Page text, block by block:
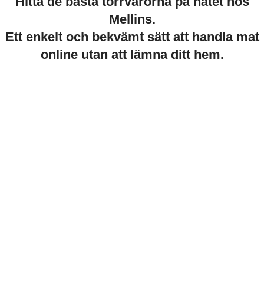
Mellins.
Ett enkelt och bekvämt sätt att handla mat
online utan att lämna ditt hem.